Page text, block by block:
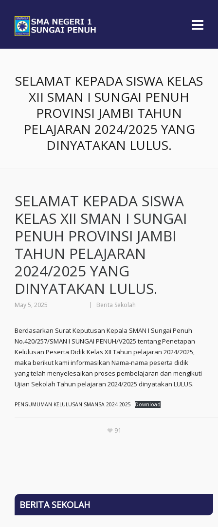
SELAMAT KEPADA SISWA KELAS
XII SMAN I SUNGAI PENUH
PROVINSI JAMBI TAHUN
PELAJARAN 2024/2025 YANG
DINYATAKAN LULUS.
SELAMAT KEPADA SISWA
KELAS XII SMAN I SUNGAI
PENUH PROVINSI JAMBI
TAHUN PELAJARAN
2024/2025 YANG
DINYATAKAN LULUS.
May 5, 2025 Berita Sekolah
Berdasarkan Surat Keputusan Kepala SMAN I Sungai Penuh
No.420/257/SMAN I SUNGAI PENUH/V2025 tentang Penetapan
Kelulusan Peserta Didik Kelas XII Tahun pelajaran 2024/2025,
maka berikut kami informasikan Nama-nama peserta didik
yang telah menyelesaikan proses pembelajaran dan mengikuti
Ujian Sekolah Tahun pelajaran 2024/2025 dinyatakan LULUS.
PENGUMUMAN KELULUSAN SMANSA 2024 2025 Download
91
BERITA SEKOLAH